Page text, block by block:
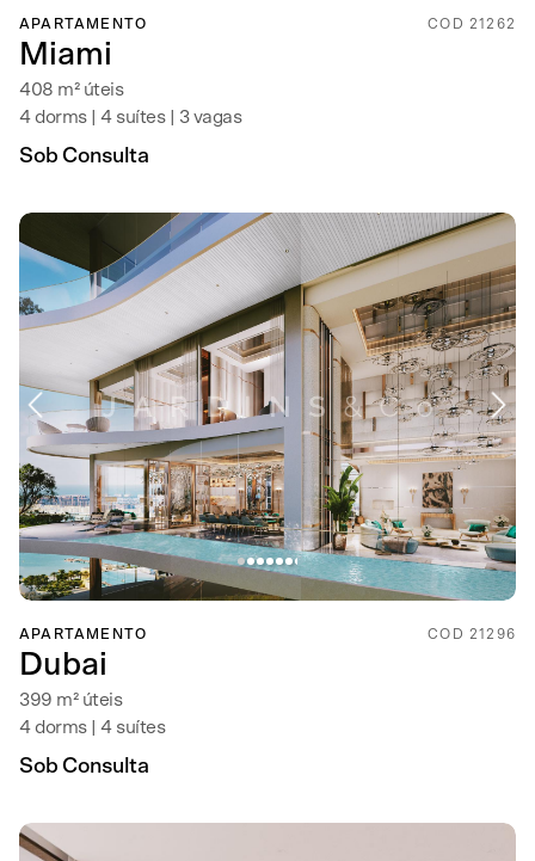
APARTAMENTO COD 21262
Miami
408 m² úteis
4 dorms | 4 suítes | 3 vagas
Sob Consulta
APARTAMENTO COD 21296
Dubai
399 m² úteis
4 dorms | 4 suítes
Sob Consulta